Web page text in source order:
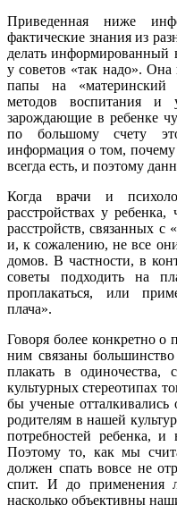
Приведенная ниже
фактические знания из
делать информированный
у советов «так надо».
папы на «материнский
методов воспитания и
зарождающие в ребенке
по большому счету
информация о том,
всегда есть, и поэтому
Когда врачи и
расстройствах у
расстройств, связанных с
и, к сожалению, не все
домов. В частности, в
советы подходить на
проплакаться, или
плача».
Говоря более конкретно о
ним связаны большинство
плакать в одиночества,
культурных стереотипах
бы ученые отталкивались
родителям в нашей
потребностей ребенка,
Поэтому то, как мы
должен спать вовсе не
спит. И до применения
насколько объективны